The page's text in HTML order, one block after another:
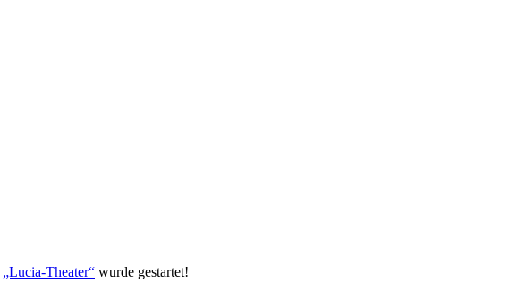
„Lucia-Theater“ wurde gestartet!